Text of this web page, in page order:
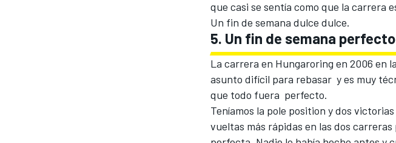
que casi se sentía como que la carrera
Un fin de semana dulce dulce.
5. Un fin de semana
La carrera en Hungaroring en 2006 en
asunto difícil para rebasar y es muy
que todo fuera perfecto.
Teníamos la pole position y dos
vueltas más rápidas en las dos